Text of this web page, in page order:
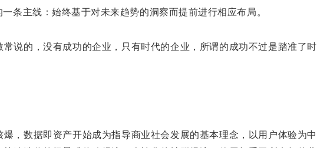
条主线：始终基于对未来趋势的洞察而提前进行相应布局。
说的，没有成功的企业，只有时代的企业，所谓的成功不过是踏准了时
，数据即资产开始成为指导商业社会发展的基本理念，以用户体验为中